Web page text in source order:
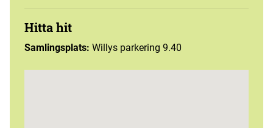
Hitta hit
Samlingsplats: Willys parkering 9.40